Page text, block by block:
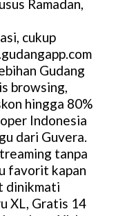
Ramadan,
cukup
Gudang
browsing,
hingga 80%
Indonesia
dari Guvera.
tanpa
favorit kapan
dinikmati
XL, Gratis 14